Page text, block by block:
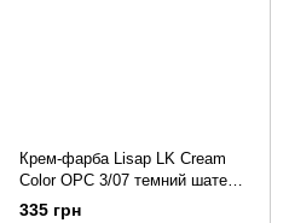
Крем-фарба Lisap LK Cream
Color OPC 3/07 темний шатен
шоколад 100 мл
335 грн